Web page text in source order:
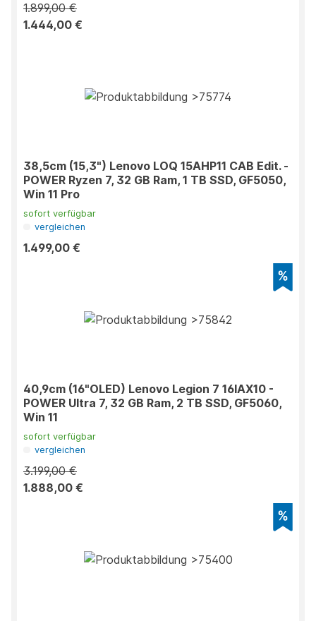
1.899,00 €
1.444,00 €
38,5cm (15,3") Lenovo LOQ 15AHP11 CAB Edit. -
POWER Ryzen 7, 32 GB Ram, 1 TB SSD, GF5050,
Win 11 Pro
sofort verfügbar
vergleichen
1.499,00 €
40,9cm (16"OLED) Lenovo Legion 7 16IAX10 -
POWER Ultra 7, 32 GB Ram, 2 TB SSD, GF5060,
Win 11
sofort verfügbar
vergleichen
3.199,00 €
1.888,00 €